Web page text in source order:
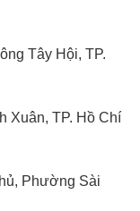
Tây Hội, TP.
Xuân, TP. Hồ Chí
Phường Sài